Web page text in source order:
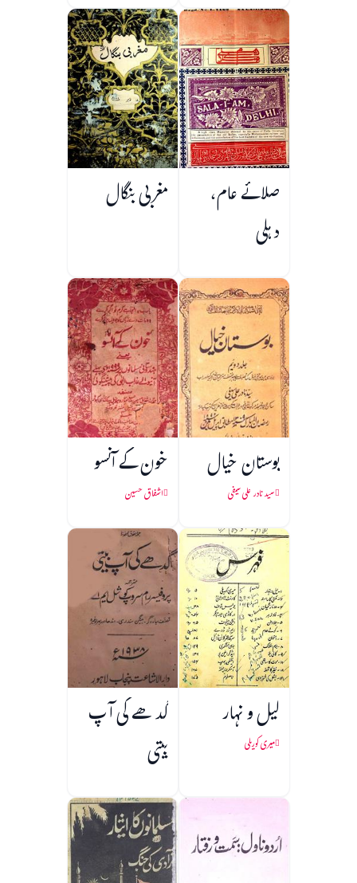
صلائے عام،
دہلی
مغربی بنگال
بوستان خیال
سید نادر علی سیفی
خون کے آنسو
اشفاق حسین
لیل و نہار
میری کوریلی
گدھے کی آپ
بیتی